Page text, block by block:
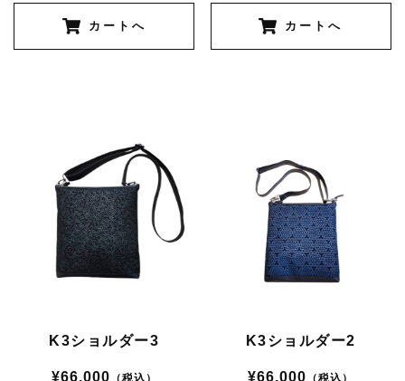
カートへ カートへ
K3ショルダー3
¥66,000 （税込）
K3ショルダー2
¥66,000 （税込）